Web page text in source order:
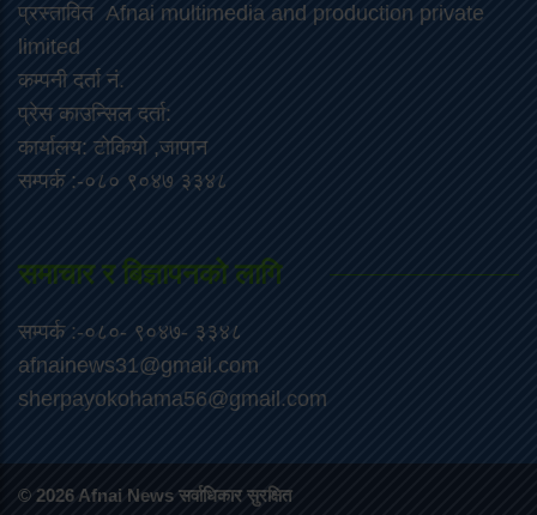
प्रस्तावित Afnai multimedia and production private
limited
कम्पनी दर्ता नं.
प्रेस काउन्सिल दर्ता:
कार्यालय: टोकियो ,जापान
सम्पर्क :-०८० ९०४७ ३३४८
समाचार र बिज्ञापनको लागि
सम्पर्क :-०८०- ९०४७- ३३४८
afnainews31@gmail.com
sherpayokohama56@gmail.com
© 2026 Afnai News सर्वाधिकार सुरक्षित